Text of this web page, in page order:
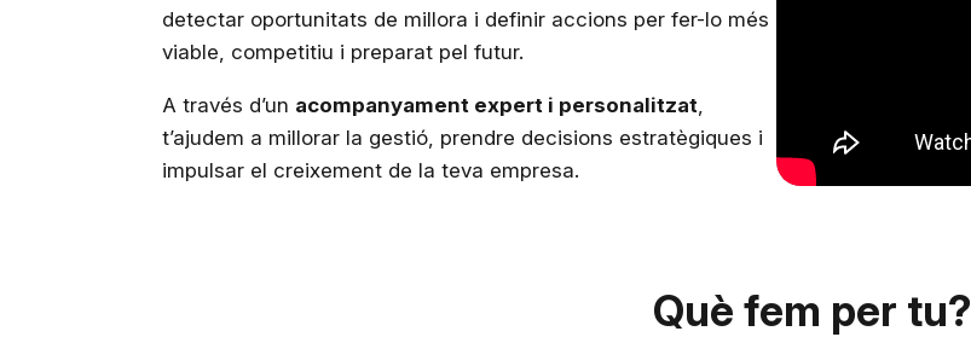
detectar oportunitats de millora i definir accions per fer-lo més
viable, competitiu i preparat pel futur.
A través d’un acompanyament expert i personalitzat
t’ajudem a millorar la gestió, prendre decisions estratègiques i
impulsar el creixement de la teva empresa.
Què fem per tu?